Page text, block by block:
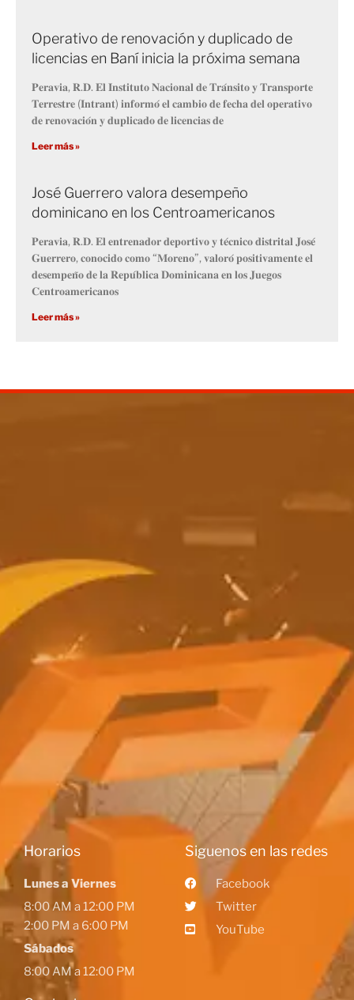
Operativo de renovación y duplicado de
licencias en Baní inicia la próxima semana
𝐏𝐞𝐫𝐚𝐯𝐢𝐚, 𝐑.𝐃. 𝐄𝐥 𝐈𝐧𝐬𝐭𝐢𝐭𝐮𝐭𝐨 𝐍𝐚𝐜𝐢𝐨𝐧𝐚𝐥 𝐝𝐞 𝐓𝐫𝐚́𝐧𝐬𝐢𝐭𝐨 𝐲 𝐓𝐫𝐚𝐧𝐬𝐩𝐨𝐫𝐭𝐞
𝐓𝐞𝐫𝐫𝐞𝐬𝐭𝐫𝐞 (𝐈𝐧𝐭𝐫𝐚𝐧𝐭) 𝐢𝐧𝐟𝐨𝐫𝐦𝐨́ 𝐞𝐥 𝐜𝐚𝐦𝐛𝐢𝐨 𝐝𝐞 𝐟𝐞𝐜𝐡𝐚 𝐝𝐞𝐥 𝐨𝐩𝐞𝐫𝐚𝐭𝐢𝐯𝐨
𝐝𝐞 𝐫𝐞𝐧𝐨𝐯𝐚𝐜𝐢𝐨́𝐧 𝐲 𝐝𝐮𝐩𝐥𝐢𝐜𝐚𝐝𝐨 𝐝𝐞 𝐥𝐢𝐜𝐞𝐧𝐜𝐢𝐚𝐬 𝐝𝐞
Leer más »
José Guerrero valora desempeño
dominicano en los Centroamericanos
𝐏𝐞𝐫𝐚𝐯𝐢𝐚, 𝐑.𝐃. 𝐄𝐥 𝐞𝐧𝐭𝐫𝐞𝐧𝐚𝐝𝐨𝐫 𝐝𝐞𝐩𝐨𝐫𝐭𝐢𝐯𝐨 𝐲 𝐭𝐞́𝐜𝐧𝐢𝐜𝐨 𝐝𝐢𝐬𝐭𝐫𝐢𝐭𝐚𝐥 𝐉𝐨𝐬𝐞́
𝐆𝐮𝐞𝐫𝐫𝐞𝐫𝐨, 𝐜𝐨𝐧𝐨𝐜𝐢𝐝𝐨 𝐜𝐨𝐦𝐨 “𝐌𝐨𝐫𝐞𝐧𝐨”, 𝐯𝐚𝐥𝐨𝐫𝐨́ 𝐩𝐨𝐬𝐢𝐭𝐢𝐯𝐚𝐦𝐞𝐧𝐭𝐞 𝐞𝐥
𝐝𝐞𝐬𝐞𝐦𝐩𝐞𝐧̃𝐨 𝐝𝐞 𝐥𝐚 𝐑𝐞𝐩𝐮́𝐛𝐥𝐢𝐜𝐚 𝐃𝐨𝐦𝐢𝐧𝐢𝐜𝐚𝐧𝐚 𝐞𝐧 𝐥𝐨𝐬 𝐉𝐮𝐞𝐠𝐨𝐬
𝐂𝐞𝐧𝐭𝐫𝐨𝐚𝐦𝐞𝐫𝐢𝐜𝐚𝐧𝐨𝐬
Leer más »
Horarios
Lunes a Viernes
8:00 AM a 12:00 PM
2:00 PM a 6:00 PM
Sábados
8:00 AM a 12:00 PM
Siguenos en las redes
Facebook
Twitter
YouTube